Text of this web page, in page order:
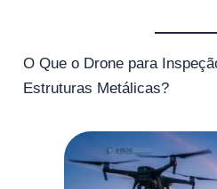
O Que o Drone para
Estruturas Metálicas?